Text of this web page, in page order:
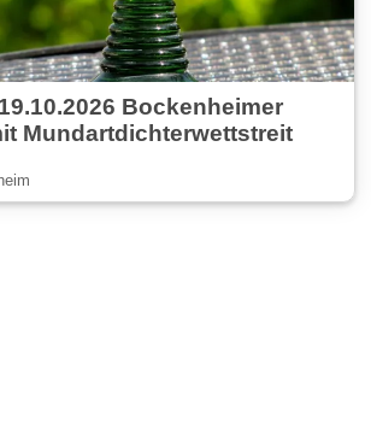
Bockenheimer
Mundartdichterwettstreit